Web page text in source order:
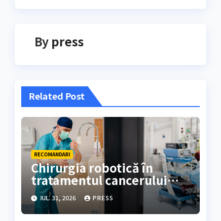
By press
Related Post
RECOMANDARI
Chirurgia robotică în
tratamentul cancerului
colorectal
IUL. 31, 2026 PRESS